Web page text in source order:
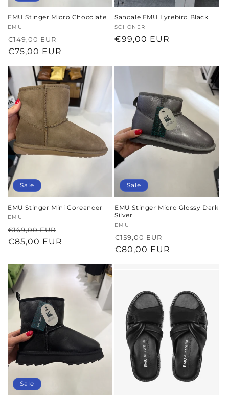
EMU Stinger Micro Chocolate
Anbieter:
EMU
Normaler
Preis
€149,00 EUR
Verkaufspreis
€75,00 EUR
Sandale EMU Lyrebird Black
Anbieter:
SCHÖNER
Normaler
€99,00 EUR
Sale
EMU Stinger Mini Coreander
Anbieter:
EMU
Normaler
Preis
€169,00 EUR
Verkaufspreis
€85,00 EUR
Sale
EMU Stinger Micro Glossy Dark
Silver
Anbieter:
EMU
Normaler
Preis
€159,00 EUR
€80,00 EUR
Sale